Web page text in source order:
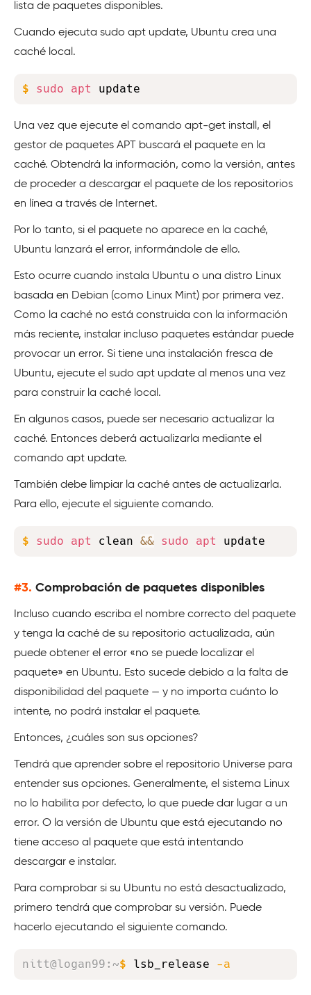
lista de paquetes disponibles.
Cuando ejecuta sudo apt update, Ubuntu crea una
caché local.
$ sudo apt update
Una vez que ejecute el comando apt-get install, el
gestor de paquetes APT buscará el paquete en la
caché. Obtendrá la información, como la versión, antes
de proceder a descargar el paquete de los repositorios
en línea a través de Internet.
Por lo tanto, si el paquete no aparece en la caché,
Ubuntu lanzará el error, informándole de ello.
Esto ocurre cuando instala Ubuntu o una distro Linux
basada en Debian (como Linux Mint) por primera vez.
Como la caché no está construida con la información
más reciente, instalar incluso paquetes estándar puede
provocar un error. Si tiene una instalación fresca de
Ubuntu, ejecute el sudo apt update al menos una vez
para construir la caché local.
En algunos casos, puede ser necesario actualizar la
caché. Entonces deberá actualizarla mediante el
comando apt update.
También debe limpiar la caché antes de actualizarla.
Para ello, ejecute el siguiente comando.
$ sudo apt clean && sudo apt update
#3. Comprobación de paquetes disponibles
Incluso cuando escriba el nombre correcto del paquete
y tenga la caché de su repositorio actualizada, aún
puede obtener el error «no se puede localizar el
paquete» en Ubuntu. Esto sucede debido a la falta de
disponibilidad del paquete — y no importa cuánto lo
intente, no podrá instalar el paquete.
Entonces, ¿cuáles son sus opciones?
Tendrá que aprender sobre el repositorio Universe para
entender sus opciones. Generalmente, el sistema Linux
no lo habilita por defecto, lo que puede dar lugar a un
error. O la versión de Ubuntu que está ejecutando no
tiene acceso al paquete que está intentando
descargar e instalar.
Para comprobar si su Ubuntu no está desactualizado,
primero tendrá que comprobar su versión. Puede
hacerlo ejecutando el siguiente comando.
nitt@logan99 : ~$ lsb_release -a